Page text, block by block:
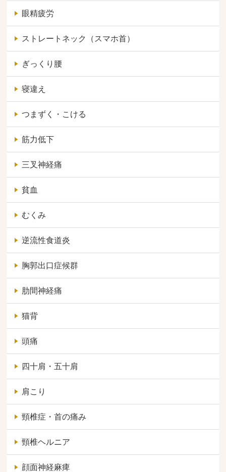
眼精疲労
ストレートネック（スマホ首）
ぎっくり腰
寝違え
つまずく・こける
筋力低下
三叉神経痛
貧血
むくみ
逆流性食道炎
胸郭出口症候群
肋間神経痛
猫背
頭痛
四十肩・五十肩
肩こり
頸椎症・首の痛み
頸椎ヘルニア
顔面神経麻痺